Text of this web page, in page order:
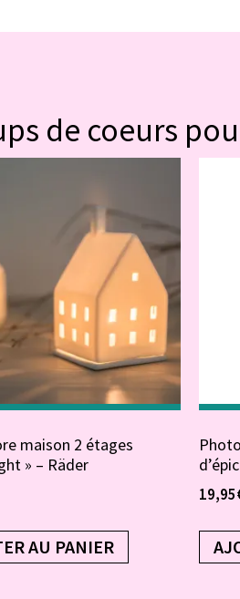
de coeurs
maison 2 étages
» – Räder
AU PANIER
19,95